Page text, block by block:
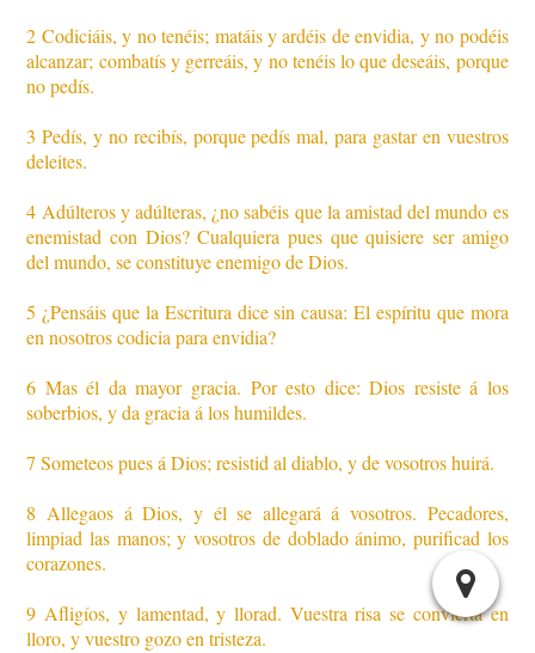
2 Codiciáis, y no tenéis; matáis y ardéis de envidia, y no podéis
alcanzar; combatís y gerreáis, y no tenéis lo que deseáis, porque
no pedís.
3 Pedís, y no recibís, porque pedís mal, para gastar en vuestros
deleites.
4 Adúlteros y adúlteras, ¿no sabéis que la amistad del mundo es
enemistad con Dios? Cualquiera pues que quisiere ser amigo
del mundo, se constituye enemigo de Dios.
5 ¿Pensáis que la Escritura dice sin causa: El espíritu que mora
en nosotros codicia para envidia?
6 Mas él da mayor gracia. Por esto dice: Dios resiste á los
soberbios, y da gracia á los humildes.
7 Someteos pues á Dios; resistid al diablo, y de vosotros huirá.
8 Allegaos á Dios, y él se allegará á vosotros. Pecadores,
limpiad las manos; y vosotros de doblado ánimo, purificad los
corazones.
9 Afligíos, y lamentad, y llorad. Vuestra risa se convierta en
lloro, y vuestro gozo en tristeza.